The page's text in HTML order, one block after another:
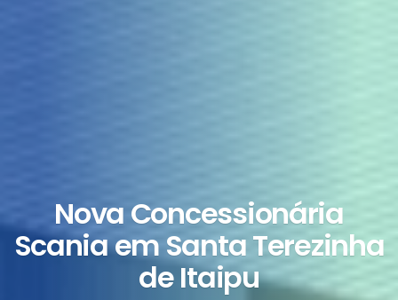
Nova Concessionária
Scania em Santa Terezinha
de Itaipu